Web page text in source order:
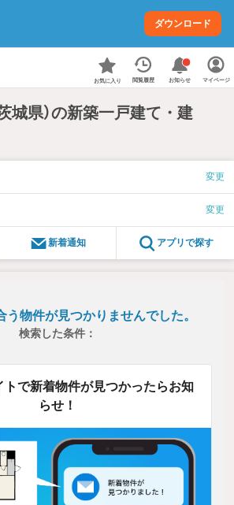
ダウンロード
お気に入り 閲覧履歴 お知らせ マイページ
城県）の新築一戸建て・建
変更
変更
新着通知 アプリで探す
う物件が見つかりませんでした。
検索した条件：
トで新着物件が見つかったらお知
らせ！